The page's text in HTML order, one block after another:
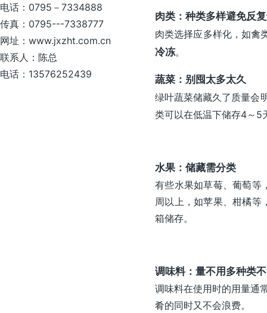
电话：0795－7334888
传真：0795---7338777
网址：www.jxzht.com.cn
联系人：陈总
电话：13576252439
肉类：种类多样避免反
肉类选择应多样化，如禽
冷冻。
蔬菜：别囤太多太久
绿叶蔬菜储藏久了质量会
类可以在低温下储存4～5
水果：储藏需分类
有些水果如草莓、葡萄等
周以上，如苹果、柑橘等
箱储存。
调味料：量不用多种类
调味料在使用时的用量通
肴的同时又不会浪费。